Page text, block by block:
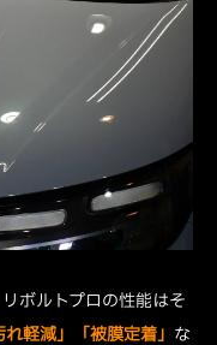
ボルトプロの性能はそ
軽減」「被膜定着」 な